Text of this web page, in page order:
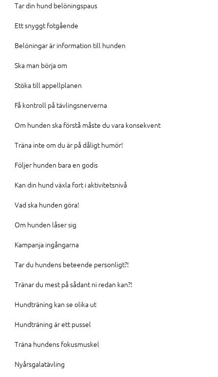
Tar din hund belöningspaus
Ett snyggt fotgående
Belöningar är information till hunden
Ska man börja om
Stöka till appellplanen
Få kontroll på tävlingsnerverna
Om hunden ska förstå måste du vara konsekvent
Träna inte om du är på dåligt humör!
Följer hunden bara en godis
Kan din hund växla fort i aktivitetsnivå
Vad ska hunden göra!
Om hunden låser sig
Kampanja ingångarna
Tar du hundens beteende personligt?!
Tränar du mest på sådant ni redan kan?!
Hundträning kan se olika ut
Hundträning är ett pussel
Träna hundens fokusmuskel
Nyårsgalatävling